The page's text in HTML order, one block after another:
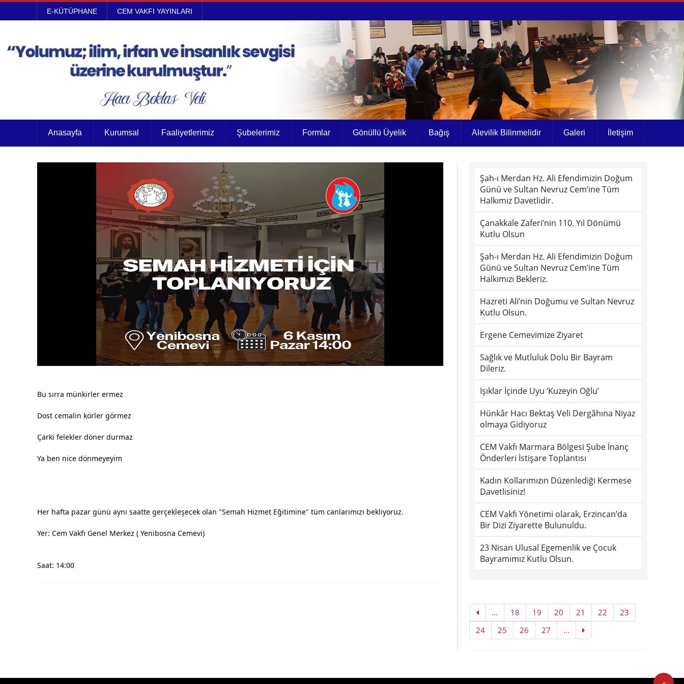
E-KÜTÜPHANE CEM VAKFI YAYINLARI
Anasayfa Kurumsal Faaliyetlerimiz Şubelerimiz Formlar Gönüllü Üyelik Bağış Alevilik Bilinmelidir Galeri İletişim
Bu sırra münkirler ermez
Dost cemalin körler görmez
Çarki felekler döner durmaz
Ya ben nice dönmeyeyim
Her hafta pazar günü aynı saatte gerçekleşecek olan "Semah Hizmet Eğitimine" tüm canlarımızı bekliyoruz.
Yer: Cem Vakfı Genel Merkez ( Yenibosna Cemevi)
Saat: 14:00
Şah-ı Merdan Hz. Ali Efendimizin Doğum
Günü ve Sultan Nevruz Cem’ine Tüm
Halkımız Davetlidir.
Çanakkale Zaferi’nin 110. Yıl Dönümü
Kutlu Olsun
Şah-ı Merdan Hz. Ali Efendimizin Doğum
Günü ve Sultan Nevruz Cem’ine Tüm
Halkımızı Bekleriz.
Hazreti Ali’nin Doğumu ve Sultan Nevruz
Kutlu Olsun.
Ergene Cemevimize Ziyaret
Sağlık ve Mutluluk Dolu Bir Bayram
Dileriz.
Işıklar İçinde Uyu ‘Kuzeyin Oğlu’
Hünkâr Hacı Bektaş Veli Dergâhına Niyaz
olmaya Gidiyoruz
CEM Vakfı Marmara Bölgesi Şube İnanç
Önderleri İstişare Toplantısı
Kadın Kollarımızın Düzenlediği Kermese
Davetlisiniz!
CEM Vakfı Yönetimi olarak, Erzincan’da
Bir Dizi Ziyarette Bulunuldu.
23 Nisan Ulusal Egemenlik ve Çocuk
Bayramımız Kutlu Olsun.
... 18 19 20 21 22
23
24
25 26 27 ...